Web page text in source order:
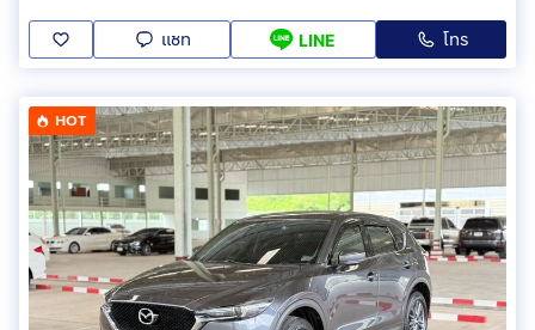
แชท LINE โทร
HOT